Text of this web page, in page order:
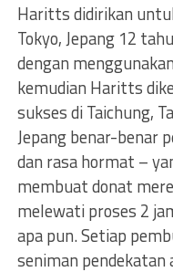
Haritts didirikan
Tokyo, Jepang 12
dengan
kemudian Haritts
sukses di Taichung,
Jepang benar-benar
dan rasa hormat –
membuat donat
melewati proses 2
apa pun. Setiap
seniman